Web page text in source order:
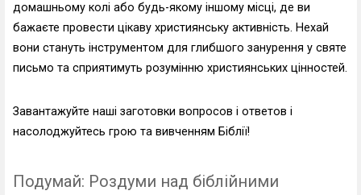
домашньому колі або будь-якому іншому місці, де ви
бажаєте провести цікаву християнську активність. Нехай
вони стануть інструментом для глибшого занурення у святе
письмо та сприятимуть розумінню християнських цінностей.
Завантажуйте наші заготовки вопросов і ответов і
насолоджуйтесь грою та вивченням Біблії!
Подумай: Роздуми над біблійними